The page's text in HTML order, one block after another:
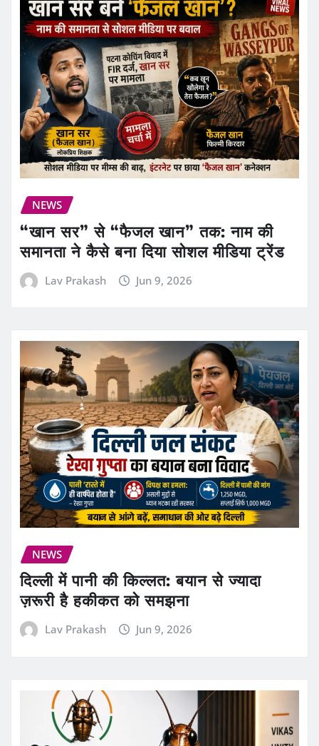
NEWS
“खान सर” से “फैजल खान” तक: नाम की
समानता ने कैसे बना दिया सोशल मीडिया ट्रेंड
Lav Prakash Jun 9, 2026
NEWS
दिल्ली में पानी की किल्लत: बयान से ज्यादा
ज़रूरी है हकीकत को समझना
Lav Prakash Jun 9, 2026